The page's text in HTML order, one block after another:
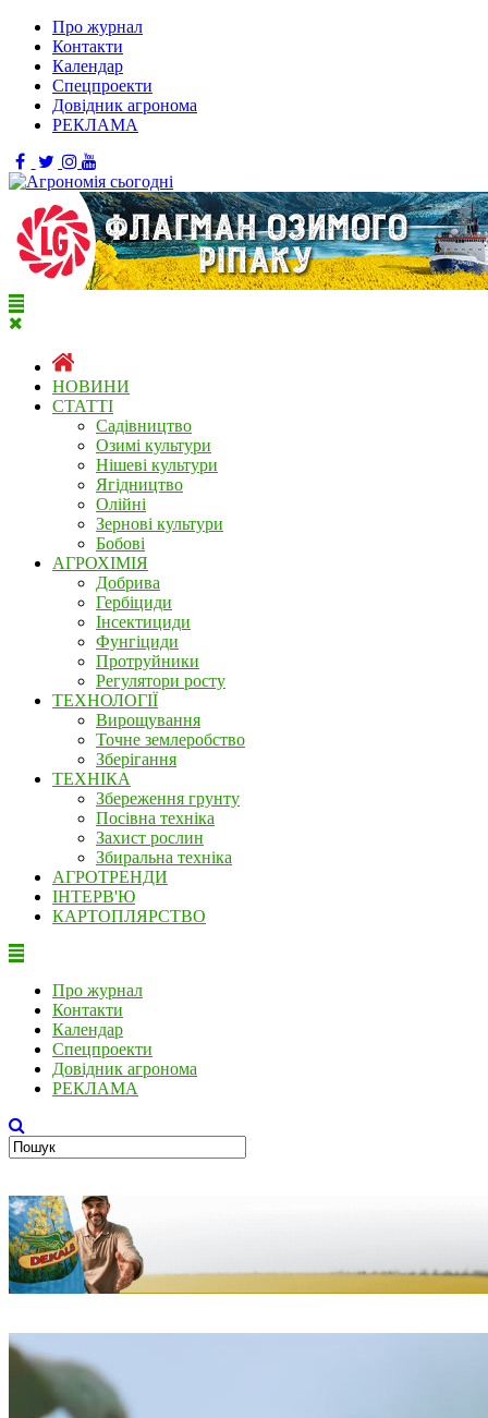
Про журнал
Контакти
Календар
Спецпроекти
Довідник агронома
РЕКЛАМА
НОВИНИ
СТАТТІ
Садівництво
Озимі культури
Нішеві культури
Ягідництво
Олійні
Зернові культури
Бобові
АГРОХІМІЯ
Добрива
Гербіциди
Інсектициди
Фунгіциди
Протруйники
Регулятори росту
ТЕХНОЛОГІЇ
Вирощування
Точне землеробство
Зберігання
ТЕХНІКА
Збереження грунту
Посівна техніка
Захист рослин
Збиральна техніка
АГРОТРЕНДИ
ІНТЕРВ'Ю
КАРТОПЛЯРСТВО
Про журнал
Контакти
Календар
Спецпроекти
Довідник агронома
РЕКЛАМА